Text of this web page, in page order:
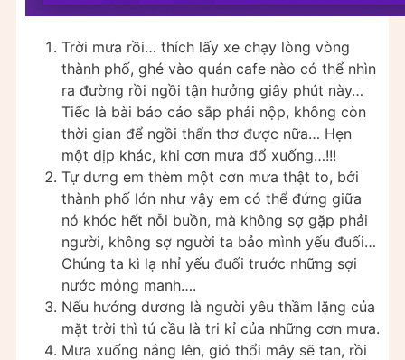
Trời mưa rồi… thích lấy xe chạy lòng vòng
thành phố, ghé vào quán cafe nào có thể nhìn
ra đường rồi ngồi tận hưởng giây phút này…
Tiếc là bài báo cáo sắp phải nộp, không còn
thời gian để ngồi thẩn thơ được nữa… Hẹn
một dịp khác, khi cơn mưa đổ xuống…!!!
Tự dưng em thèm một cơn mưa thật to, bởi
thành phố lớn như vậy em có thể đứng giữa
nó khóc hết nỗi buồn, mà không sợ gặp phải
người, không sợ người ta bảo mình yếu đuối…
Chúng ta kì lạ nhỉ yếu đuối trước những sợi
nước mỏng manh….
Nếu hướng dương là người yêu thầm lặng của
mặt trời thì tú cầu là tri kỉ của những cơn mưa.
Mưa xuống nắng lên, gió thổi mây sẽ tan, rồi